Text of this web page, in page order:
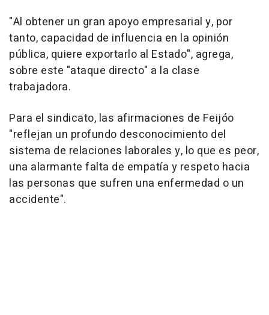
"Al obtener un gran apoyo empresarial y, por
tanto, capacidad de influencia en la opinión
pública, quiere exportarlo al Estado", agrega,
sobre este "ataque directo" a la clase
trabajadora.
Para el sindicato, las afirmaciones de Feijóo
"reflejan un profundo desconocimiento del
sistema de relaciones laborales y, lo que es peor,
una alarmante falta de empatía y respeto hacia
las personas que sufren una enfermedad o un
accidente".